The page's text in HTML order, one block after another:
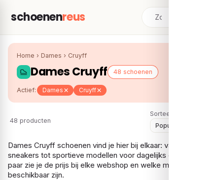
schoenenreus
Home › Dames › Cruyff
Dames Cruyff 48 schoenen
Actief: Dames Cruyff
48 producten
Sorteer:
Dames Cruyff schoenen vind je hier bij elkaar: van klassieke
sneakers tot sportieve modellen voor dagelijks gebruik. Per
paar zie je de prijs bij elke webshop en welke maten er nog
beschikbaar zijn.